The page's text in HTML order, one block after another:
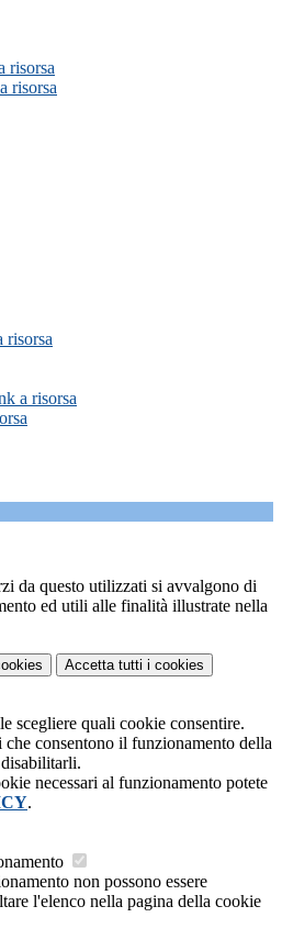
risorsa
risorsa
risorsa
a risorsa
da questo utilizzati si avvalgono di
ed utili alle finalità illustrate nella
Accetta tutti i cookies
scegliere quali cookie consentire.
consentono il funzionamento della
necessari al funzionamento potete
.
non possono essere
l'elenco nella pagina della cookie